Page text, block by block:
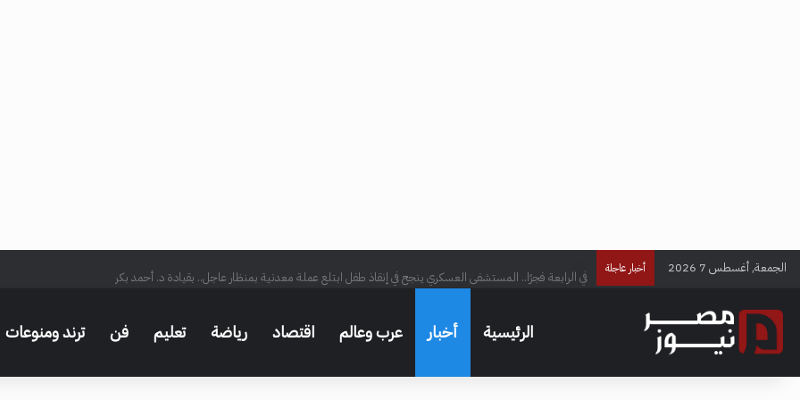
الجمعة, أغسطس 7 2026 أخبار عاجلة في الرابعة فجرًا.. المستشفى العسكري ينجح في إنقاذ طفل ابتلع عملة معدنية بمنظار عاجل.. بقيادة د. أحمد بكر
الرئيسية أخبار عرب وعالم اقتصاد رياضة تعليم فن ترند ومنوعات